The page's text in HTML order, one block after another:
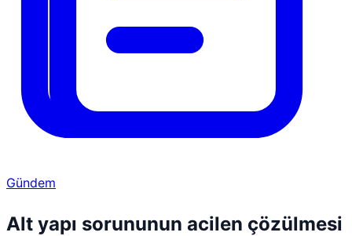
Gündem
Alt yapı sorununun acilen çözülmesi